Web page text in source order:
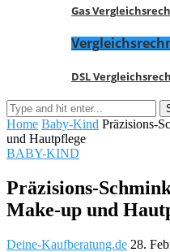
Gas
DSL
Home Baby-Kind Präzisions-
und Hautpflege
BABY-KIND
Präzisions-
Make-up und
Deine-Kaufberatung.de 28.